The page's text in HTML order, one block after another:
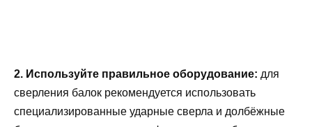
2. Используйте правильное оборудование: для
сверления балок рекомендуется использовать
специализированные ударные сверла и долбёжные